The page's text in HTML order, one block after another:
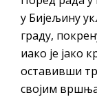
у Бијељину
граду,
иако је јако
оставивши
својим